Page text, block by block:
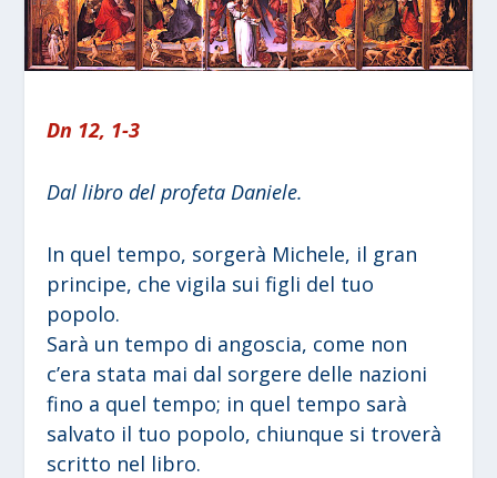
Dn 12, 1-3
Dal libro del profeta Daniele.
In quel tempo, sorgerà Michele, il gran
principe, che vigila sui figli del tuo
popolo.
Sarà un tempo di angoscia, come non
c’era stata mai dal sorgere delle nazioni
fino a quel tempo; in quel tempo sarà
salvato il tuo popolo, chiunque si troverà
scritto nel libro.